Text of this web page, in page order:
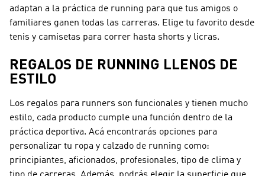
adaptan a la práctica de running para que tus amigos o
familiares ganen todas las carreras. Elige tu favorito desde
tenis y camisetas para correr hasta shorts y licras.
REGALOS DE RUNNING LLENOS DE
ESTILO
Los regalos para runners son funcionales y tienen mucho
estilo, cada producto cumple una función dentro de la
práctica deportiva. Acá encontrarás opciones para
personalizar tu ropa y calzado de running como:
principiantes, aficionados, profesionales, tipo de clima y